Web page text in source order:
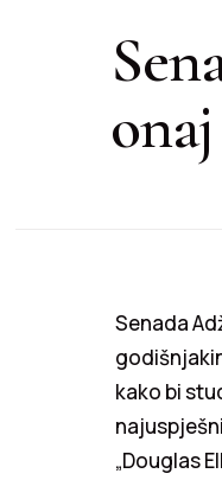
Senada
kako bi
„Douglas